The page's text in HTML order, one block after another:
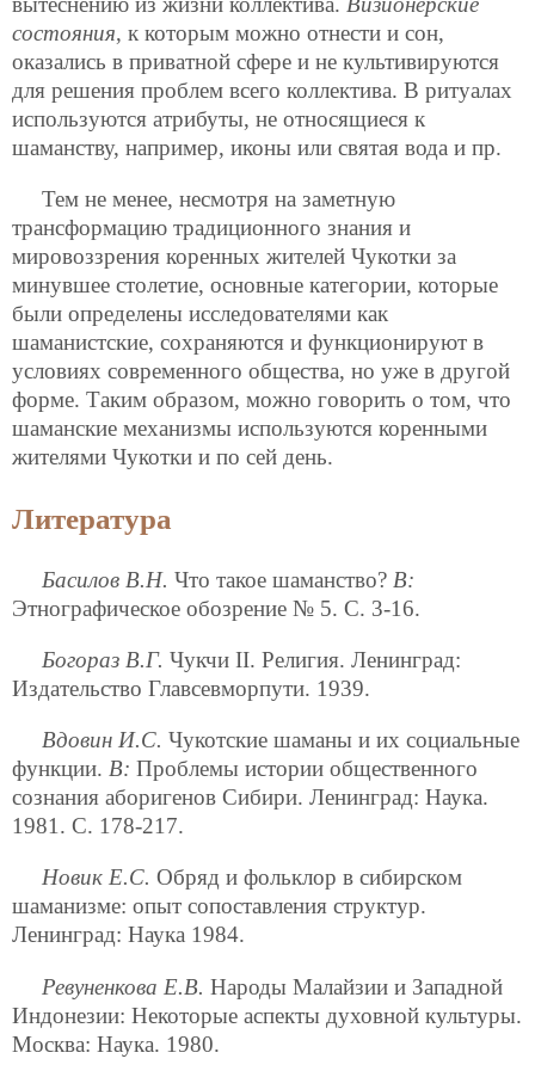
состояния, к которым можно отнести и сон,
оказались в приватной сфере и не культивируются
для решения проблем всего коллектива. В ритуалах
используются атрибуты, не относящиеся к
шаманству, например, иконы или святая вода и пр.
Тем не менее, несмотря на заметную
трансформацию традиционного знания и
мировоззрения коренных жителей Чукотки за
минувшее столетие, основные категории, которые
были определены исследователями как
шаманистские, сохраняются и функционируют в
условиях современного общества, но уже в другой
форме. Таким образом, можно говорить о том, что
шаманские механизмы используются коренными
жителями Чукотки и по сей день.
Литература
Басилов В.Н. Что такое шаманство? В:
Этнографическое обозрение № 5. С. 3-16.
Богораз В.Г. Чукчи II. Религия. Ленинград:
Издательство Главсевморпути. 1939.
Вдовин И.С. Чукотские шаманы и их социальные
функции. В: Проблемы истории общественного
сознания аборигенов Сибири. Ленинград: Наука.
1981. С. 178-217.
Новик Е.С. Обряд и фольклор в сибирском
шаманизме: опыт сопоставления структур.
Ленинград: Наука 1984.
Ревуненкова Е.В. Народы Малайзии и Западной
Индонезии: Некоторые аспекты духовной культуры.
Москва: Наука. 1980.